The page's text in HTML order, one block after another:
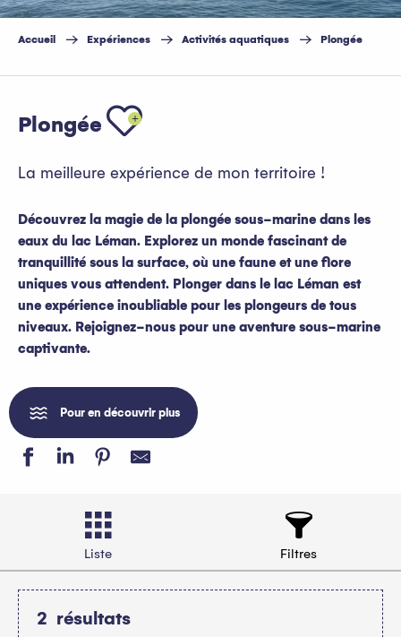
Accueil Expériences Activités aquatiques Plongée
Plongée Ajouter aux favoris
La meilleure expérience de mon territoire !
Découvrez la magie de la plongée sous-marine dans les
eaux du lac Léman. Explorez un monde fascinant de
tranquillité sous la surface, où une faune et une flore
uniques vous attendent. Plonger dans le lac Léman est
une expérience inoubliable pour les plongeurs de tous
niveaux. Rejoignez-nous pour une aventure sous-marine
captivante.
Pour en découvrir plus
Liste Filtres
2 résultats